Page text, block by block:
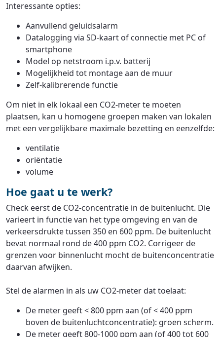
Interessante opties:
Aanvullend geluidsalarm
Datalogging via SD-kaart of connectie met PC of
smartphone
Model op netstroom i.p.v. batterij
Mogelijkheid tot montage aan de muur
Zelf-kalibrerende functie
Om niet in elk lokaal een CO2-meter te moeten
plaatsen, kan u homogene groepen maken van lokalen
met een vergelijkbare maximale bezetting en eenzelfde:
ventilatie
oriëntatie
volume
Hoe gaat u te werk?
Check eerst de CO2-concentratie in de buitenlucht. Die
varieert in functie van het type omgeving en van de
verkeersdrukte tussen 350 en 600 ppm. De buitenlucht
bevat normaal rond de 400 ppm CO2. Corrigeer de
grenzen voor binnenlucht mocht de buitenconcentratie
daarvan afwijken.
Stel de alarmen in als uw CO2-meter dat toelaat:
De meter geeft < 800 ppm aan (of < 400 ppm
boven de buitenluchtconcentratie): groen scherm.
De meter geeft 800-1000 ppm aan (of 400 tot 600